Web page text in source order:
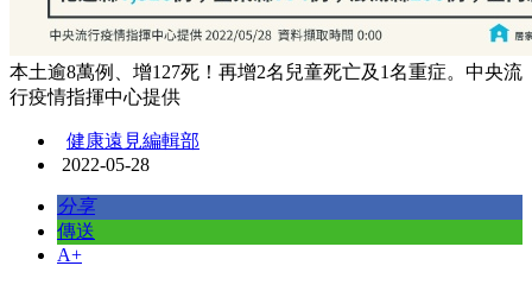
本土逾8萬例、增127死！再增2名兒童死亡及1名重症。中央流
行疫情指揮中心提供
健康遠見編輯部
2022-05-28
分享
傳送
A+